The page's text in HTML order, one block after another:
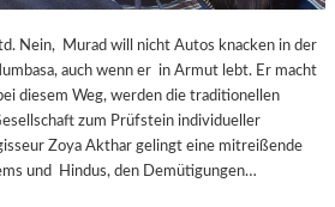
Nein, Murad will nicht Autos knacken in der
auch wenn er in Armut lebt. Er macht
diesem Weg, werden die traditionellen
zum Prüfstein individueller
Zoya Akthar gelingt eine mitreißende
und Hindus, den Demütigungen…